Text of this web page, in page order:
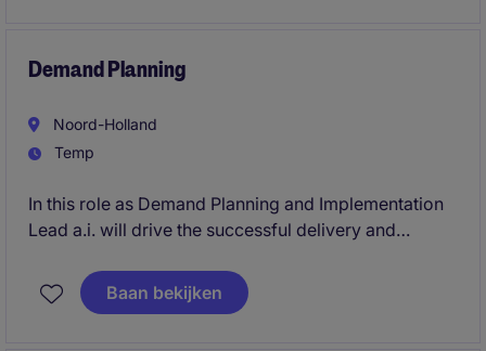
Demand Planning
Noord-Holland
Temp
In this role as Demand Planning and Implementation
Lead a.i. will drive the successful delivery and
an international consumer-focused organization. The
role combines project leadership, stakeholder
Baan bekijken